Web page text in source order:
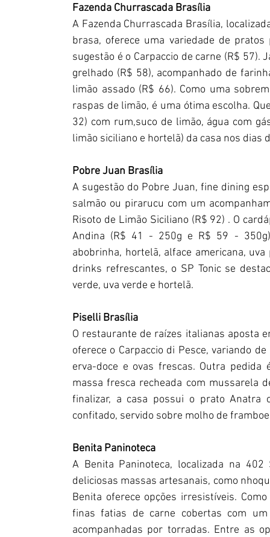
Fazenda Churrascada Brasília
A Fazenda Churrascada Brasília,
brasa, oferece uma variedade de
sugestão é o Carpaccio de carne (R$
grelhado (R$ 58), acompanhado de
limão assado (R$ 66). Como uma
raspas de limão, é uma ótima escolha.
32) com rum,suco de limão, água com
limão siciliano e hortelã) da casa nos dias
Pobre Juan Brasília
A sugestão do Pobre Juan, fine dining
salmão ou pirarucu com um
Risoto de Limão Siciliano (R$ 92) . O
Andina (R$ 41 - 250g e R$ 59 -
abobrinha, hortelã, alface americana,
drinks refrescantes, o SP Tonic se
verde, uva verde e hortelã.
Piselli Brasília
O restaurante de raízes italianas aposta
oferece o Carpaccio di Pesce, variando
erva-doce e ovas frescas. Outra
massa fresca recheada com mussarela
finalizar, a casa possui o prato Anatra
confitado, servido sobre molho de
Benita Paninoteca
A Benita Paninoteca, localizada na
deliciosas massas artesanais, como
Benita oferece opções irresistíveis.
finas fatias de carne cobertas com
acompanhadas por torradas. Entre as